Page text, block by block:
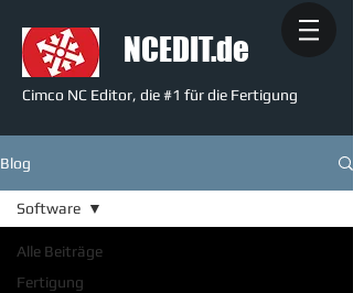
NCEDIT.de
Cimco NC Editor, die #1 für die Fertigung
Blog
Alle Beiträge
Fertigung
Software